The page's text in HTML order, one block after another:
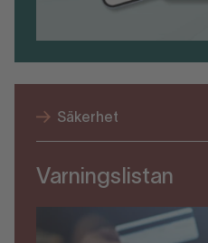
Säkerhet
Varningslistan